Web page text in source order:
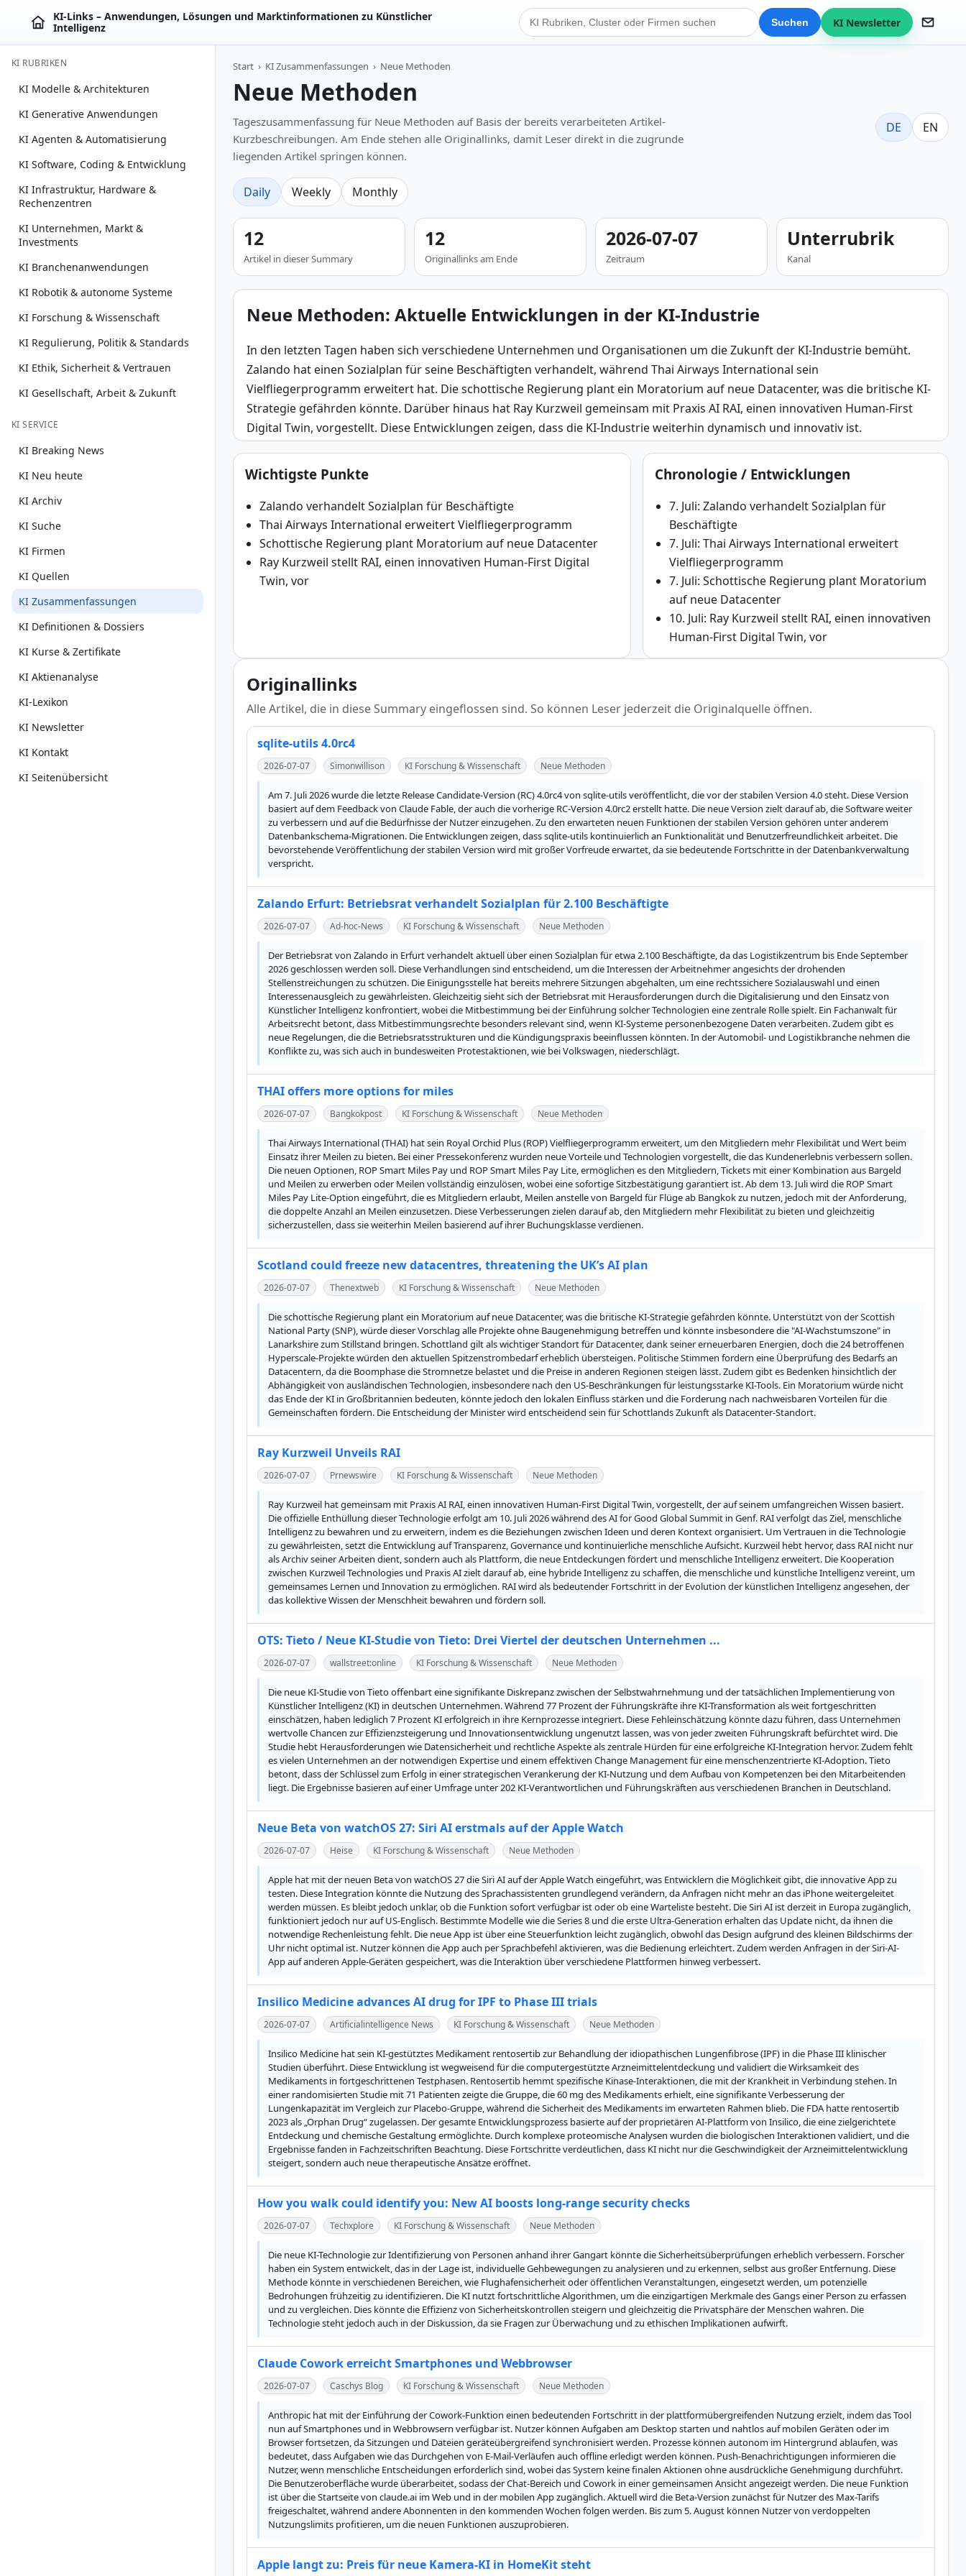
KI‑Links – Anwendungen, Lösungen und Marktinformationen zu Künstlicher
Intelligenz
KI Suche Suchen KI Newsletter
KI RUBRIKEN
KI Modelle & Architekturen
KI Generative Anwendungen
KI Agenten & Automatisierung
KI Software, Coding & Entwicklung
KI Infrastruktur, Hardware &
Rechenzentren
KI Unternehmen, Markt &
Investments
KI Branchenanwendungen
KI Robotik & autonome Systeme
KI Forschung & Wissenschaft
KI Regulierung, Politik & Standards
KI Ethik, Sicherheit & Vertrauen
KI Gesellschaft, Arbeit & Zukunft
KI SERVICE
KI Breaking News
KI Neu heute
KI Archiv
KI Suche
KI Firmen
KI Quellen
KI Zusammenfassungen
KI Definitionen & Dossiers
KI Kurse & Zertifikate
KI Aktienanalyse
KI-Lexikon
KI Newsletter
KI Kontakt
KI Seitenübersicht
Start › KI Zusammenfassungen › Neue Methoden
Neue Methoden
Tageszusammenfassung für Neue Methoden auf Basis der bereits verarbeiteten Artikel-
Kurzbeschreibungen. Am Ende stehen alle Originallinks, damit Leser direkt in die zugrunde
liegenden Artikel springen können.
DE EN
Daily Weekly Monthly
12
Artikel in dieser Summary
12
Originallinks am Ende
2026-07-07
Zeitraum
Unterrubrik
Kanal
Neue Methoden: Aktuelle Entwicklungen in der KI-Industrie
In den letzten Tagen haben sich verschiedene Unternehmen und Organisationen um die Zukunft der KI-Industrie bemüht.
Zalando hat einen Sozialplan für seine Beschäftigten verhandelt, während Thai Airways International sein
Vielfliegerprogramm erweitert hat. Die schottische Regierung plant ein Moratorium auf neue Datacenter, was die britische KI-
Strategie gefährden könnte. Darüber hinaus hat Ray Kurzweil gemeinsam mit Praxis AI RAI, einen innovativen Human-First
Digital Twin, vorgestellt. Diese Entwicklungen zeigen, dass die KI-Industrie weiterhin dynamisch und innovativ ist.
Wichtigste Punkte
Zalando verhandelt Sozialplan für Beschäftigte
Thai Airways International erweitert Vielfliegerprogramm
Schottische Regierung plant Moratorium auf neue Datacenter
Ray Kurzweil stellt RAI, einen innovativen Human-First Digital
Twin, vor
Chronologie / Entwicklungen
7. Juli: Zalando verhandelt Sozialplan für
Beschäftigte
7. Juli: Thai Airways International erweitert
Vielfliegerprogramm
7. Juli: Schottische Regierung plant Moratorium
auf neue Datacenter
10. Juli: Ray Kurzweil stellt RAI, einen innovativen
Human-First Digital Twin, vor
Originallinks
Alle Artikel, die in diese Summary eingeflossen sind. So können Leser jederzeit die Originalquelle öffnen.
sqlite-utils 4.0rc4
2026-07-07 Simonwillison KI Forschung & Wissenschaft Neue Methoden
Am 7. Juli 2026 wurde die letzte Release Candidate-Version (RC) 4.0rc4 von sqlite-utils veröffentlicht, die vor der stabilen Version 4.0 steht. Diese Version
basiert auf dem Feedback von Claude Fable, der auch die vorherige RC-Version 4.0rc2 erstellt hatte. Die neue Version zielt darauf ab, die Software weiter
zu verbessern und auf die Bedürfnisse der Nutzer einzugehen. Zu den erwarteten neuen Funktionen der stabilen Version gehören unter anderem
Datenbankschema-Migrationen. Die Entwicklungen zeigen, dass sqlite-utils kontinuierlich an Funktionalität und Benutzerfreundlichkeit arbeitet. Die
bevorstehende Veröffentlichung der stabilen Version wird mit großer Vorfreude erwartet, da sie bedeutende Fortschritte in der Datenbankverwaltung
verspricht.
Zalando Erfurt: Betriebsrat verhandelt Sozialplan für 2.100 Beschäftigte
2026-07-07 Ad-hoc-News KI Forschung & Wissenschaft Neue Methoden
Der Betriebsrat von Zalando in Erfurt verhandelt aktuell über einen Sozialplan für etwa 2.100 Beschäftigte, da das Logistikzentrum bis Ende September
2026 geschlossen werden soll. Diese Verhandlungen sind entscheidend, um die Interessen der Arbeitnehmer angesichts der drohenden
Stellenstreichungen zu schützen. Die Einigungsstelle hat bereits mehrere Sitzungen abgehalten, um eine rechtssichere Sozialauswahl und einen
Interessenausgleich zu gewährleisten. Gleichzeitig sieht sich der Betriebsrat mit Herausforderungen durch die Digitalisierung und den Einsatz von
Künstlicher Intelligenz konfrontiert, wobei die Mitbestimmung bei der Einführung solcher Technologien eine zentrale Rolle spielt. Ein Fachanwalt für
Arbeitsrecht betont, dass Mitbestimmungsrechte besonders relevant sind, wenn KI-Systeme personenbezogene Daten verarbeiten. Zudem gibt es
neue Regelungen, die die Betriebsratsstrukturen und die Kündigungspraxis beeinflussen könnten. In der Automobil- und Logistikbranche nehmen die
Konflikte zu, was sich auch in bundesweiten Protestaktionen, wie bei Volkswagen, niederschlägt.
THAI offers more options for miles
2026-07-07 Bangkokpost KI Forschung & Wissenschaft Neue Methoden
Thai Airways International (THAI) hat sein Royal Orchid Plus (ROP) Vielfliegerprogramm erweitert, um den Mitgliedern mehr Flexibilität und Wert beim
Einsatz ihrer Meilen zu bieten. Bei einer Pressekonferenz wurden neue Vorteile und Technologien vorgestellt, die das Kundenerlebnis verbessern sollen.
Die neuen Optionen, ROP Smart Miles Pay und ROP Smart Miles Pay Lite, ermöglichen es den Mitgliedern, Tickets mit einer Kombination aus Bargeld
und Meilen zu erwerben oder Meilen vollständig einzulösen, wobei eine sofortige Sitzbestätigung garantiert ist. Ab dem 13. Juli wird die ROP Smart
Miles Pay Lite-Option eingeführt, die es Mitgliedern erlaubt, Meilen anstelle von Bargeld für Flüge ab Bangkok zu nutzen, jedoch mit der Anforderung,
die doppelte Anzahl an Meilen einzusetzen. Diese Verbesserungen zielen darauf ab, den Mitgliedern mehr Flexibilität zu bieten und gleichzeitig
sicherzustellen, dass sie weiterhin Meilen basierend auf ihrer Buchungsklasse verdienen.
Scotland could freeze new datacentres, threatening the UK’s AI plan
2026-07-07 Thenextweb KI Forschung & Wissenschaft Neue Methoden
Die schottische Regierung plant ein Moratorium auf neue Datacenter, was die britische KI-Strategie gefährden könnte. Unterstützt von der Scottish
National Party (SNP), würde dieser Vorschlag alle Projekte ohne Baugenehmigung betreffen und könnte insbesondere die "AI-Wachstumszone" in
Lanarkshire zum Stillstand bringen. Schottland gilt als wichtiger Standort für Datacenter, dank seiner erneuerbaren Energien, doch die 24 betroffenen
Hyperscale-Projekte würden den aktuellen Spitzenstrombedarf erheblich übersteigen. Politische Stimmen fordern eine Überprüfung des Bedarfs an
Datacentern, da die Boomphase die Stromnetze belastet und die Preise in anderen Regionen steigen lässt. Zudem gibt es Bedenken hinsichtlich der
Abhängigkeit von ausländischen Technologien, insbesondere nach den US-Beschränkungen für leistungsstarke KI-Tools. Ein Moratorium würde nicht
das Ende der KI in Großbritannien bedeuten, könnte jedoch den lokalen Einfluss stärken und die Forderung nach nachweisbaren Vorteilen für die
Gemeinschaften fördern. Die Entscheidung der Minister wird entscheidend sein für Schottlands Zukunft als Datacenter-Standort.
Ray Kurzweil Unveils RAI
2026-07-07 Prnewswire KI Forschung & Wissenschaft Neue Methoden
Ray Kurzweil hat gemeinsam mit Praxis AI RAI, einen innovativen Human-First Digital Twin, vorgestellt, der auf seinem umfangreichen Wissen basiert.
Die offizielle Enthüllung dieser Technologie erfolgt am 10. Juli 2026 während des AI for Good Global Summit in Genf. RAI verfolgt das Ziel, menschliche
Intelligenz zu bewahren und zu erweitern, indem es die Beziehungen zwischen Ideen und deren Kontext organisiert. Um Vertrauen in die Technologie
zu gewährleisten, setzt die Entwicklung auf Transparenz, Governance und kontinuierliche menschliche Aufsicht. Kurzweil hebt hervor, dass RAI nicht nur
als Archiv seiner Arbeiten dient, sondern auch als Plattform, die neue Entdeckungen fördert und menschliche Intelligenz erweitert. Die Kooperation
zwischen Kurzweil Technologies und Praxis AI zielt darauf ab, eine hybride Intelligenz zu schaffen, die menschliche und künstliche Intelligenz vereint, um
gemeinsames Lernen und Innovation zu ermöglichen. RAI wird als bedeutender Fortschritt in der Evolution der künstlichen Intelligenz angesehen, der
das kollektive Wissen der Menschheit bewahren und fördern soll.
OTS: Tieto / Neue KI-Studie von Tieto: Drei Viertel der deutschen Unternehmen ...
2026-07-07 wallstreet:online KI Forschung & Wissenschaft Neue Methoden
Die neue KI-Studie von Tieto offenbart eine signifikante Diskrepanz zwischen der Selbstwahrnehmung und der tatsächlichen Implementierung von
Künstlicher Intelligenz (KI) in deutschen Unternehmen. Während 77 Prozent der Führungskräfte ihre KI-Transformation als weit fortgeschritten
einschätzen, haben lediglich 7 Prozent KI erfolgreich in ihre Kernprozesse integriert. Diese Fehleinschätzung könnte dazu führen, dass Unternehmen
wertvolle Chancen zur Effizienzsteigerung und Innovationsentwicklung ungenutzt lassen, was von jeder zweiten Führungskraft befürchtet wird. Die
Studie hebt Herausforderungen wie Datensicherheit und rechtliche Aspekte als zentrale Hürden für eine erfolgreiche KI-Integration hervor. Zudem fehlt
es vielen Unternehmen an der notwendigen Expertise und einem effektiven Change Management für eine menschenzentrierte KI-Adoption. Tieto
betont, dass der Schlüssel zum Erfolg in einer strategischen Verankerung der KI-Nutzung und dem Aufbau von Kompetenzen bei den Mitarbeitenden
liegt. Die Ergebnisse basieren auf einer Umfrage unter 202 KI-Verantwortlichen und Führungskräften aus verschiedenen Branchen in Deutschland.
Neue Beta von watchOS 27: Siri AI erstmals auf der Apple Watch
2026-07-07 Heise KI Forschung & Wissenschaft Neue Methoden
Apple hat mit der neuen Beta von watchOS 27 die Siri AI auf der Apple Watch eingeführt, was Entwicklern die Möglichkeit gibt, die innovative App zu
testen. Diese Integration könnte die Nutzung des Sprachassistenten grundlegend verändern, da Anfragen nicht mehr an das iPhone weitergeleitet
werden müssen. Es bleibt jedoch unklar, ob die Funktion sofort verfügbar ist oder ob eine Warteliste besteht. Die Siri AI ist derzeit in Europa zugänglich,
funktioniert jedoch nur auf US-Englisch. Bestimmte Modelle wie die Series 8 und die erste Ultra-Generation erhalten das Update nicht, da ihnen die
notwendige Rechenleistung fehlt. Die neue App ist über eine Steuerfunktion leicht zugänglich, obwohl das Design aufgrund des kleinen Bildschirms der
Uhr nicht optimal ist. Nutzer können die App auch per Sprachbefehl aktivieren, was die Bedienung erleichtert. Zudem werden Anfragen in der Siri-AI-
App auf anderen Apple-Geräten gespeichert, was die Interaktion über verschiedene Plattformen hinweg verbessert.
Insilico Medicine advances AI drug for IPF to Phase III trials
2026-07-07 Artificialintelligence News KI Forschung & Wissenschaft Neue Methoden
Insilico Medicine hat sein KI-gestütztes Medikament rentosertib zur Behandlung der idiopathischen Lungenfibrose (IPF) in die Phase III klinischer
Studien überführt. Diese Entwicklung ist wegweisend für die computergestützte Arzneimittelentdeckung und validiert die Wirksamkeit des
Medikaments in fortgeschrittenen Testphasen. Rentosertib hemmt spezifische Kinase-Interaktionen, die mit der Krankheit in Verbindung stehen. In
einer randomisierten Studie mit 71 Patienten zeigte die Gruppe, die 60 mg des Medikaments erhielt, eine signifikante Verbesserung der
Lungenkapazität im Vergleich zur Placebo-Gruppe, während die Sicherheit des Medikaments im erwarteten Rahmen blieb. Die FDA hatte rentosertib
2023 als „Orphan Drug“ zugelassen. Der gesamte Entwicklungsprozess basierte auf der proprietären AI-Plattform von Insilico, die eine zielgerichtete
Entdeckung und chemische Gestaltung ermöglichte. Durch komplexe proteomische Analysen wurden die biologischen Interaktionen validiert, und die
Ergebnisse fanden in Fachzeitschriften Beachtung. Diese Fortschritte verdeutlichen, dass KI nicht nur die Geschwindigkeit der Arzneimittelentwicklung
steigert, sondern auch neue therapeutische Ansätze eröffnet.
How you walk could identify you: New AI boosts long-range security checks
2026-07-07 Techxplore KI Forschung & Wissenschaft Neue Methoden
Die neue KI-Technologie zur Identifizierung von Personen anhand ihrer Gangart könnte die Sicherheitsüberprüfungen erheblich verbessern. Forscher
haben ein System entwickelt, das in der Lage ist, individuelle Gehbewegungen zu analysieren und zu erkennen, selbst aus großer Entfernung. Diese
Methode könnte in verschiedenen Bereichen, wie Flughafensicherheit oder öffentlichen Veranstaltungen, eingesetzt werden, um potenzielle
Bedrohungen frühzeitig zu identifizieren. Die KI nutzt fortschrittliche Algorithmen, um die einzigartigen Merkmale des Gangs einer Person zu erfassen
und zu vergleichen. Dies könnte die Effizienz von Sicherheitskontrollen steigern und gleichzeitig die Privatsphäre der Menschen wahren. Die
Technologie steht jedoch auch in der Diskussion, da sie Fragen zur Überwachung und zu ethischen Implikationen aufwirft.
Claude Cowork erreicht Smartphones und Webbrowser
2026-07-07 Caschys Blog KI Forschung & Wissenschaft Neue Methoden
Anthropic hat mit der Einführung der Cowork-Funktion einen bedeutenden Fortschritt in der plattformübergreifenden Nutzung erzielt, indem das Tool
nun auf Smartphones und in Webbrowsern verfügbar ist. Nutzer können Aufgaben am Desktop starten und nahtlos auf mobilen Geräten oder im
Browser fortsetzen, da Sitzungen und Dateien geräteübergreifend synchronisiert werden. Prozesse können autonom im Hintergrund ablaufen, was
bedeutet, dass Aufgaben wie das Durchgehen von E-Mail-Verläufen auch offline erledigt werden können. Push-Benachrichtigungen informieren die
Nutzer, wenn menschliche Entscheidungen erforderlich sind, wobei das System keine finalen Aktionen ohne ausdrückliche Genehmigung durchführt.
Die Benutzeroberfläche wurde überarbeitet, sodass der Chat-Bereich und Cowork in einer gemeinsamen Ansicht angezeigt werden. Die neue Funktion
ist über die Startseite von claude.ai im Web und in der mobilen App zugänglich. Aktuell wird die Beta-Version zunächst für Nutzer des Max-Tarifs
freigeschaltet, während andere Abonnenten in den kommenden Wochen folgen werden. Bis zum 5. August können Nutzer von verdoppelten
Nutzungslimits profitieren, um die neuen Funktionen auszuprobieren.
Apple langt zu: Preis für neue Kamera-KI in HomeKit steht